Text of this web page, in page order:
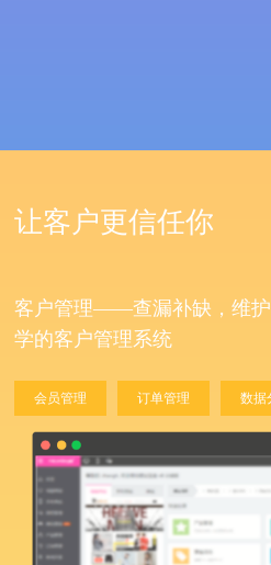
让客户更信任你
客户管理——查漏补缺，维
学的客户管理系统
会员管理 订单管理 数据